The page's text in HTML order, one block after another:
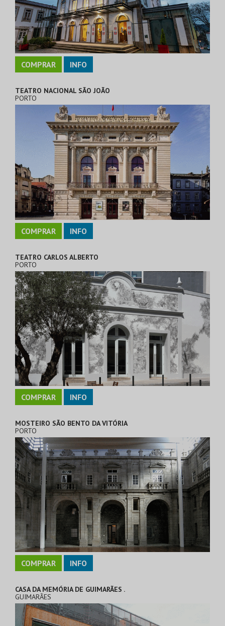
COMPRAR INFO
TEATRO NACIONAL SÃO JOÃO
PORTO
COMPRAR INFO
TEATRO CARLOS ALBERTO
PORTO
COMPRAR INFO
MOSTEIRO SÃO BENTO DA VITÓRIA
PORTO
COMPRAR INFO
CASA DA MEMÓRIA DE GUIMARÃES .
GUIMARÃES